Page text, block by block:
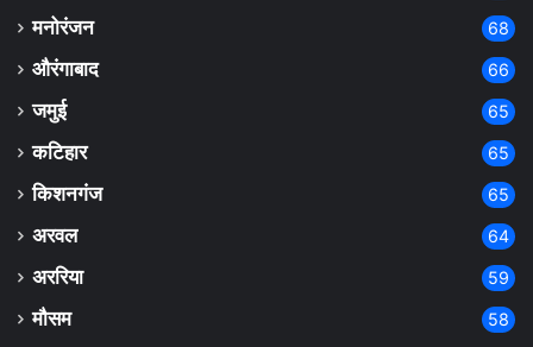
मनोरंजन 68
औरंगाबाद 66
जमुई 65
कटिहार 65
किशनगंज 65
अरवल 64
अररिया 59
मौसम 58